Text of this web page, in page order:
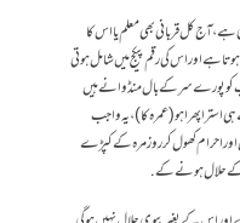
ہے،آج کل قربانی بھی معلم یا اس کا
ہے اور اس کی رقم پیکج میں شامل ہوتی
کو پورے سر کے بال منڈوانے ہیں
استرا پھرا ہو (عمرہ کا) ،یہ واجب
احرام کھول کر روز مرہ کے کپڑے
کے حلال ہونے کے.